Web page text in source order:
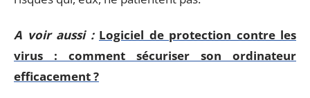
A voir aussi : Logiciel de protection contre les
virus : comment sécuriser son ordinateur
efficacement ?